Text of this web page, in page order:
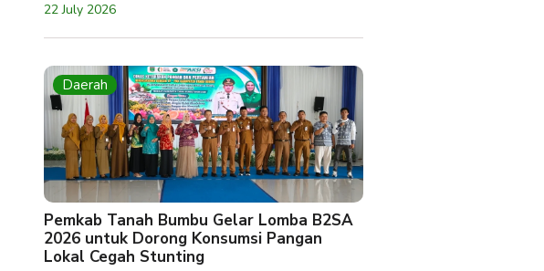
22 July 2026
Daerah
Pemkab Tanah Bumbu Gelar Lomba B2SA
2026 untuk Dorong Konsumsi Pangan
Lokal Cegah Stunting